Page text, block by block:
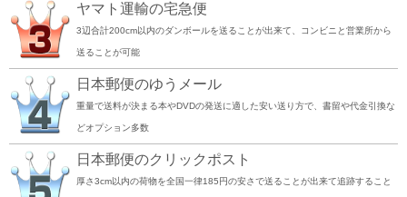
ヤマト運輸の宅急便
3辺合計200cm以内のダンボールを送ることが出来て、コンビニと営業所から
送ることが可能
日本郵便のゆうメール
重量で送料が決まる本やDVDの発送に適した安い送り方で、書留や代金引換な
どオプション多数
日本郵便のクリックポスト
厚さ3cm以内の荷物を全国一律185円の安さで送ることが出来て追跡すること